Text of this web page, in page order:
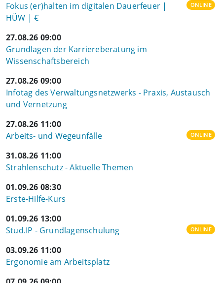
Fokus (er)halten im digitalen Dauerfeuer |
HÜW | €
ONLINE
27.08.26 09:00
Grundlagen der Karriereberatung im
Wissenschaftsbereich
27.08.26 09:00
Infotag des Verwaltungsnetzwerks - Praxis, Austausch
und Vernetzung
27.08.26 11:00
Arbeits- und Wegeunfälle
ONLINE
31.08.26 11:00
Strahlenschutz - Aktuelle Themen
01.09.26 08:30
Erste-Hilfe-Kurs
01.09.26 13:00
Stud.IP - Grundlagenschulung
ONLINE
03.09.26 11:00
Ergonomie am Arbeitsplatz